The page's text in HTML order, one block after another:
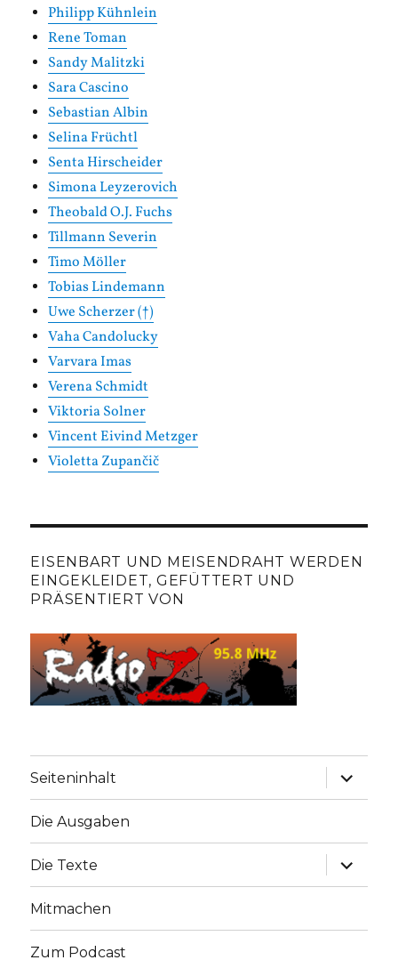
Philipp Kühnlein
Rene Toman
Sandy Malitzki
Sara Cascino
Sebastian Albin
Selina Früchtl
Senta Hirscheider
Simona Leyzerovich
Theobald O.J. Fuchs
Tillmann Severin
Timo Möller
Tobias Lindemann
Uwe Scherzer (†)
Vaha Candolucky
Varvara Imas
Verena Schmidt
Viktoria Solner
Vincent Eivind Metzger
Violetta Zupančič
EISENBART UND MEISENDRAHT WERDEN
EINGEKLEIDET, GEFÜTTERT UND
PRÄSENTIERT VON
Seiteninhalt
Die Ausgaben
Die Texte
Mitmachen
Zum Podcast